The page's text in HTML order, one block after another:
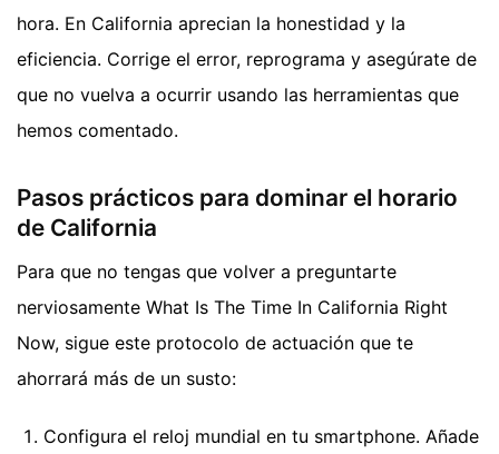
hora. En California aprecian la honestidad y la
eficiencia. Corrige el error, reprograma y asegúrate de
que no vuelva a ocurrir usando las herramientas que
hemos comentado.
Pasos prácticos para dominar el horario
de California
Para que no tengas que volver a preguntarte
nerviosamente What Is The Time In California Right
Now, sigue este protocolo de actuación que te
ahorrará más de un susto:
Configura el reloj mundial en tu smartphone. Añade